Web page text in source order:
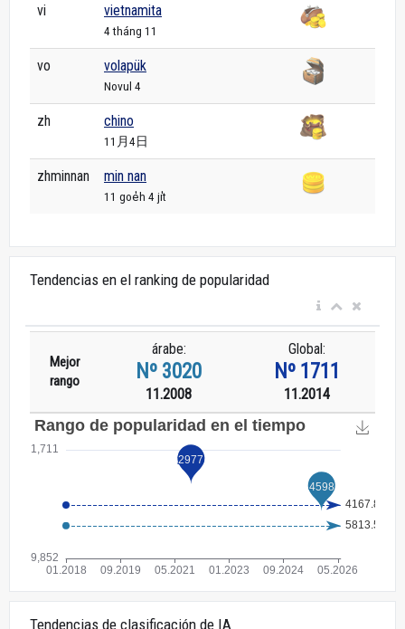
vi vietnamita
4 tháng 11
vo volapük
Novul 4
zh chino
11月4日
zhminnan min nan
11 goe̍h 4 ji̍t
Tendencias en el ranking de popularidad
Mejor
rango
árabe:
Nº 3020
11.2008
Global:
Nº 1711
11.2014
Tendencias de clasificación de IA